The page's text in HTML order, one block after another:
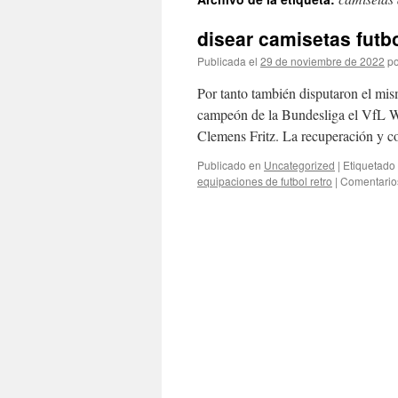
contenido
disear camisetas
Publicada el 29 de noviembre de 2022
Por tanto también disputaron el
campeón de la Bundesliga el VfL
Clemens Fritz. La recuperación y
Publicado en Uncategorized | Etiquetado
equipaciones de futbol retro |